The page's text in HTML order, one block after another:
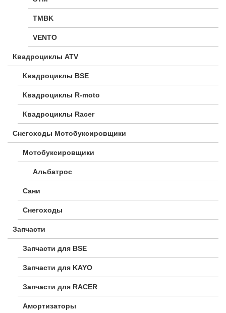
TMBK
VENTO
Квадроциклы ATV
Квадроциклы BSE
Квадроциклы R-moto
Квадроциклы Racer
Снегоходы Мотобуксировщики
Мотобуксировщики
Альбатрос
Сани
Снегоходы
Запчасти
Запчасти для BSE
Запчасти для KAYO
Запчасти для RACER
Амортизаторы